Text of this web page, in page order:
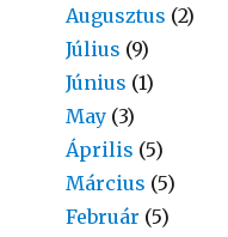
Augusztus (2)
Július (9)
Június (1)
May (3)
Április (5)
Március (5)
Február (5)